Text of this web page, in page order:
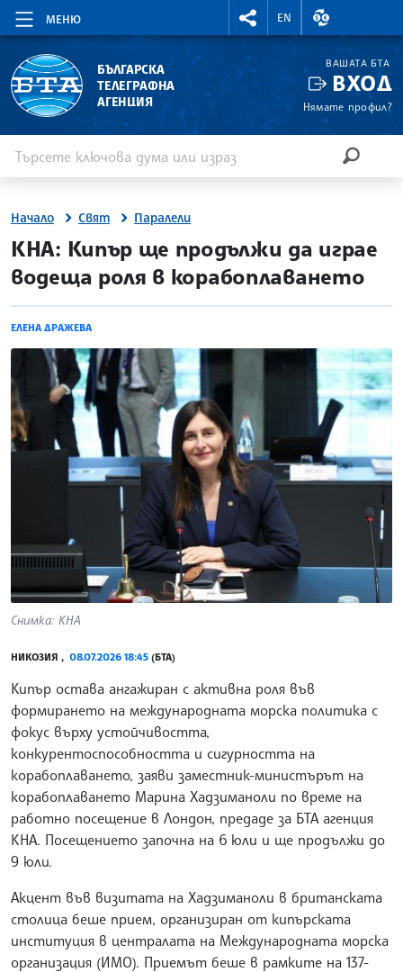
МЕНЮ
RIGHTMENU.SOCIAL
EN
ВАЛУТНИ
БЪЛГАРСКА
ТЕЛЕГРАФНА
АГЕНЦИЯ
ВАШАТА БТА
ВХОД
Нямате профил?
Начало Свят Паралели
site.bta
КНА: Кипър ще продължи да играе
водеща роля в корабоплаването
ЕЛЕНА ДРАЖЕВА
Снимка: КНА
НИКОЗИЯ , 08.07.2026 18:45 (БТА)
Кипър остава ангажиран с активна роля във
формирането на международната морска политика с
фокус върху устойчивостта,
конкурентоспособността и сигурността на
корабоплаването, заяви заместник-министърът на
корабоплаването Марина Хадзиманоли по време на
работно посещение в Лондон, предаде за БТА агенция
КНА. Посещението започна на 6 юли и ще продължи до
9 юли.
Акцент във визитата на Хадзиманоли в британската
столица беше прием, организиран от кипърската
институция в централата на Международната морска
организация (ИМО). Приемът беше в рамките на 137-